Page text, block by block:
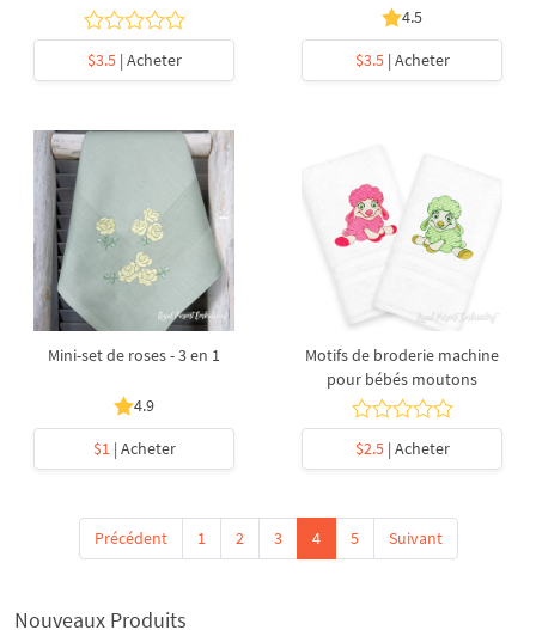
$3.5| Acheter
4.5
$3.5| Acheter
Mini-set de roses - 3 en 1
4.9
$1| Acheter
Motifs de broderie machine
pour bébés moutons
$2.5| Acheter
Précédent 1 2 3 4 5 Suivant
Nouveaux Produits